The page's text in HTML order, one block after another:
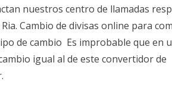
nuestros centro de llamadas
Cambio de divisas online para
de cambio Es improbable que en
igual al de este convertidor de